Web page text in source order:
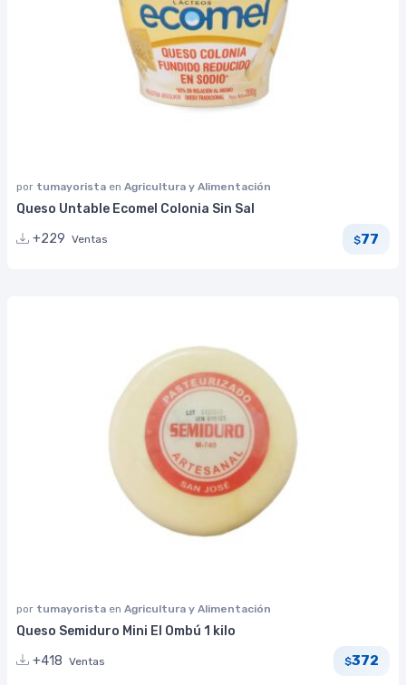
por tumayorista en Agricultura y Alimentación
Queso Untable Ecomel Colonia Sin Sal
+229 Ventas $77
por tumayorista en Agricultura y Alimentación
Queso Semiduro Mini El Ombú 1 kilo
+418 Ventas $372